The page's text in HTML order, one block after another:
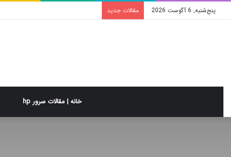
پنج‌شنبه, 6 آگوست 2026 مقالات جدید
خانه | مقالات سرور hp